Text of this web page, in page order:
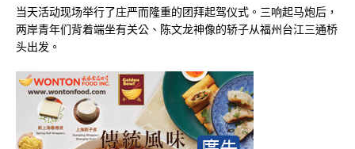
当天活动现场举行了庄严而隆重的团拜起驾仪式。三响起马炮后，
两岸青年们背着端坐有关公、陈文龙神像的轿子从福州台江三通桥
头出发。